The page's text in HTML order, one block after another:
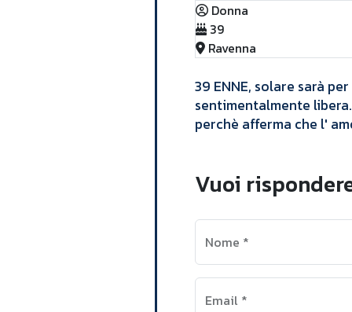
Donna
39
Ravenna
​39 ENNE, solare sarà
sentimentalmente
perchè afferma che l'
Vuoi
Nome *
Email *